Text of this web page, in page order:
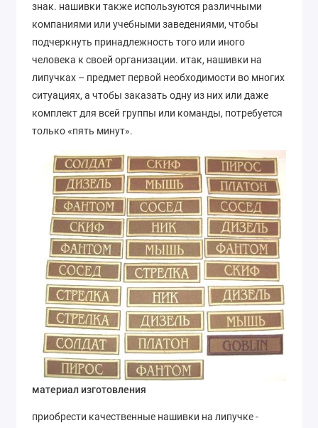
знак. нашивки также используются различными
компаниями или учебными заведениями, чтобы
подчеркнуть принадлежность того или иного
человека к своей организации. итак, нашивки на
липучках – предмет первой необходимости во многих
ситуациях, а чтобы заказать одну из них или даже
комплект для всей группы или команды, потребуется
только «пять минут».
материал изготовления
приобрести качественные нашивки на липучке -